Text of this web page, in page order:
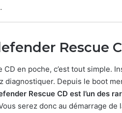
Rescue
en poche, c’est tout simple.
diagnostiquer. Depuis le boot
Rescue CD est l’un des
serez donc au démarrage